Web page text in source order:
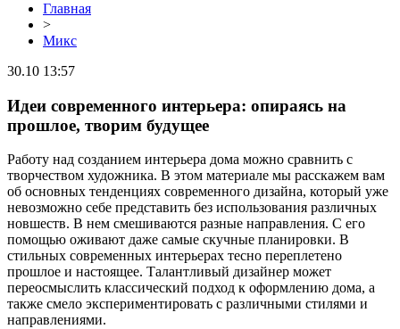
Главная
>
Микс
30.10 13:57
Идеи современного интерьера: опираясь на
прошлое, творим будущее
Работу над созданием интерьера дома можно сравнить с
творчеством художника. В этом материале мы расскажем вам
об основных тенденциях современного дизайна, который уже
невозможно себе представить без использования различных
новшеств. В нем смешиваются разные направления. С его
помощью оживают даже самые скучные планировки. В
стильных современных интерьерах тесно переплетено
прошлое и настоящее. Талантливый дизайнер может
переосмыслить классический подход к оформлению дома, а
также смело экспериментировать с различными стилями и
направлениями.